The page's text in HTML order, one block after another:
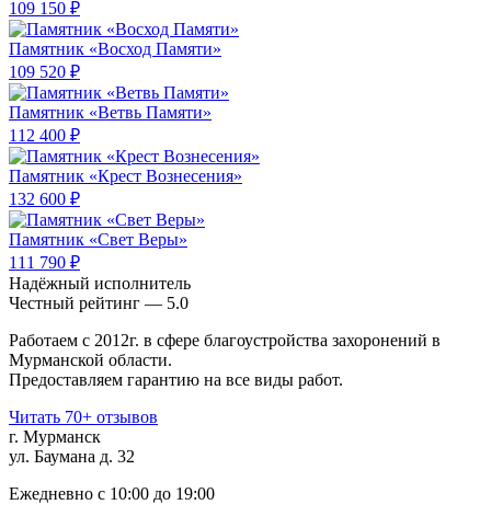
109 150 ₽
Памятник «Восход Памяти»
109 520 ₽
Памятник «Ветвь Памяти»
112 400 ₽
Памятник «Крест Вознесения»
132 600 ₽
Памятник «Свет Веры»
111 790 ₽
Надёжный исполнитель
Чеcтный рейтинг — 5.0
Работаем с 2012г. в сфере благоустройства захоронений в
Мурманской области.
Предоставляем гарантию на все виды работ.
Читать 70+ отзывов
г. Мурманск
ул. Баумана д. 32
Ежедневно с 10:00 до 19:00